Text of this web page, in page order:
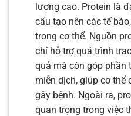
lượng cao. Protein là
cấu tạo nên các tế
trong cơ thể. Nguồn
chỉ hỗ trợ quá trình
quả mà còn góp phần
miễn dịch, giúp cơ thể
gây bệnh. Ngoài ra,
quan trọng trong việc